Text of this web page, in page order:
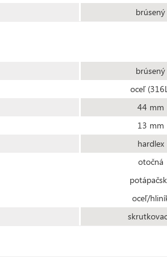
brúsený
brúsený
oceľ
44 mm
13 mm
hardlex
otočná
oceľ/